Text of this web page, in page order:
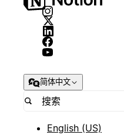
简体中文
English (US)